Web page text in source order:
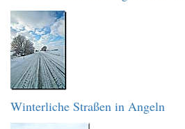
Winterliche Straßen in Angeln